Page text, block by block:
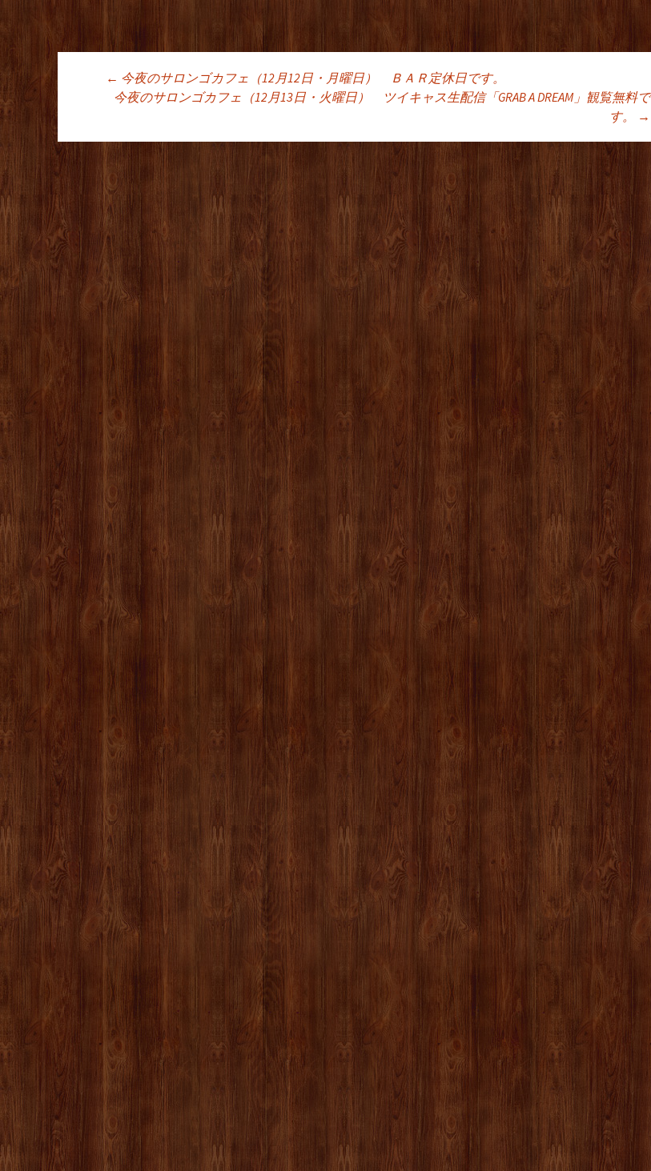
投稿ナビゲーション
← 今夜のサロンゴカフェ（12月12日・月曜日） ＢＡＲ定休日です。
今夜のサロンゴカフェ（12月13日・火曜日） ツイキャス生配信「GRAB A DREAM」観覧無料で
す。
→